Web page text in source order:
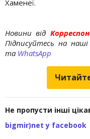
Хаменеї.
Новини від
Підписуйтесь на наші
та WhatsApp
Не пропусти інші
bigmir)net у facebook